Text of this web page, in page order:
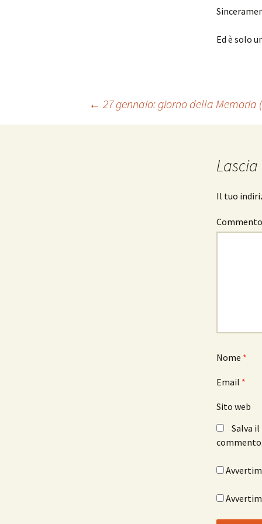
Ed è solo
Navigazione
← 27 gennaio: giorno della Memoria
Il tuo
Commento
Nome *
Email *
Sito web
Salva
commento.